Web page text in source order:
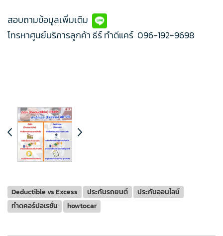
สอบถามข้อมูลเพิ่มเติม
โทรหาศูนย์บริการลูกค้า ธีร์ ทำดีแคร์ 096-192-9698
Deductible vs Excess ประกันรถยนต์
ประกันออนไลน์
ทำดคอร์ปอเรชั่น
howtocar